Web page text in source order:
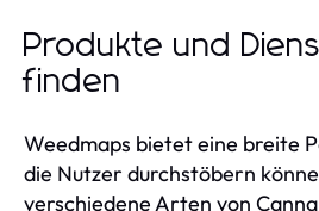
Produkte und
finden
Weedmaps bietet eine breite
die Nutzer durchstöbern
verschiedene Arten von